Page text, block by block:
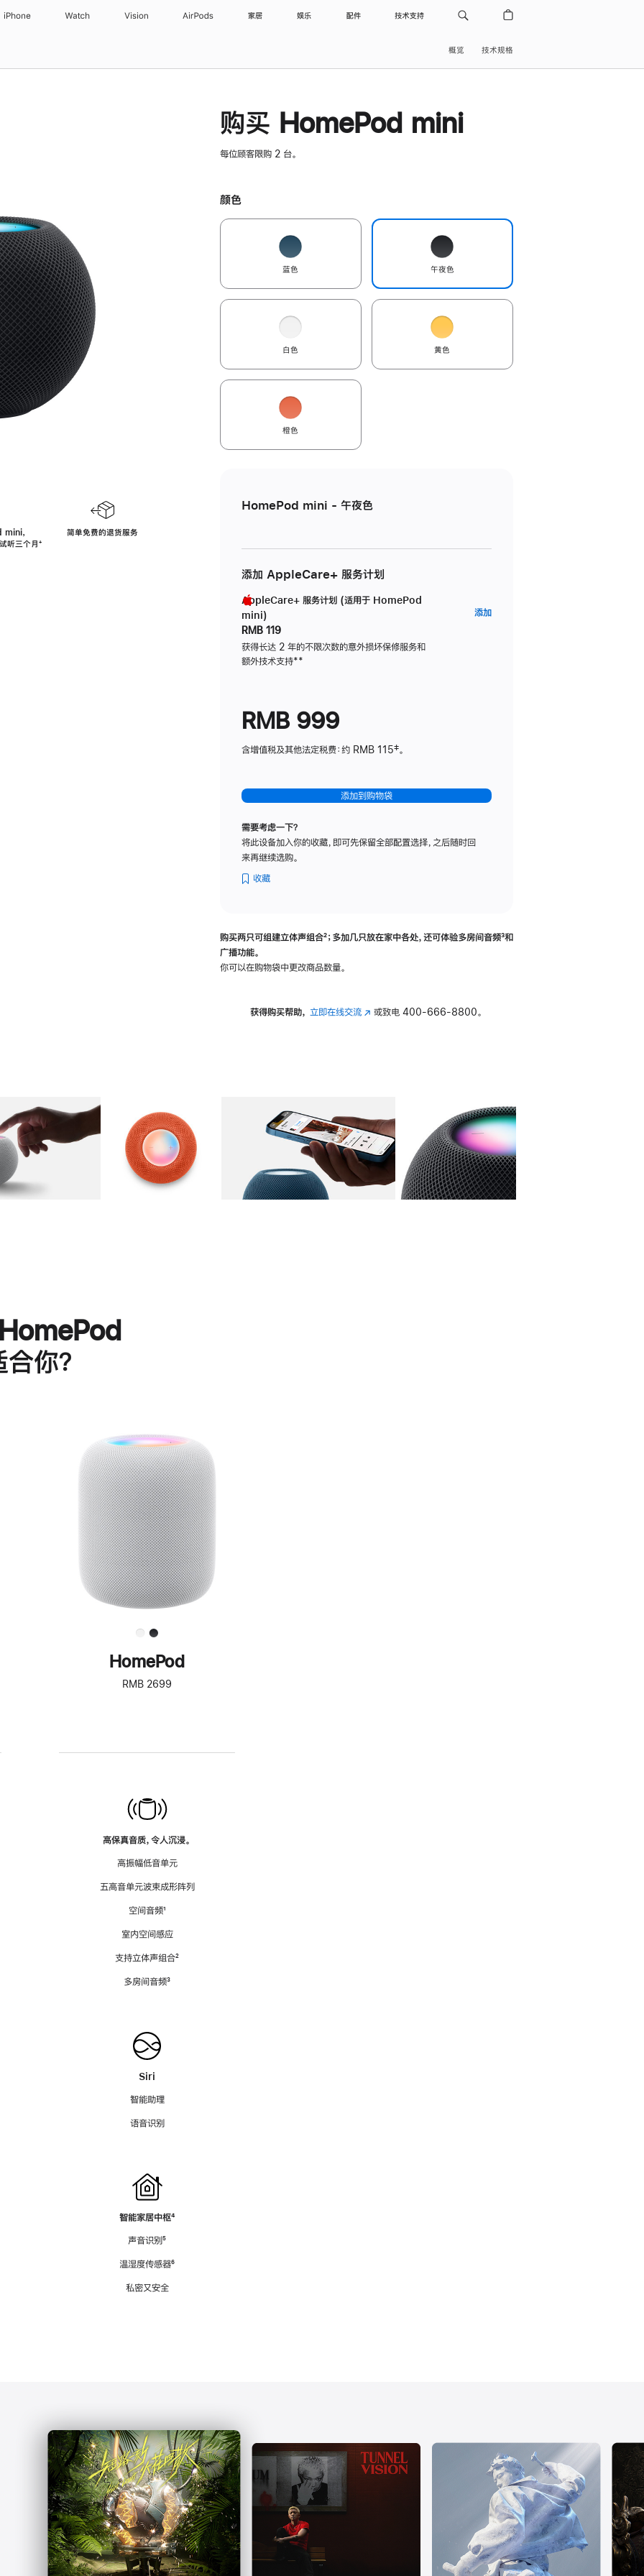
iPhone Watch Vision AirPods 家居 娱乐 配件 技术支持
概览 技术规格
，
听三个月脚
⁺
简单免费的退货服务
购买 HomePod mini
每位顾客限购 2 台。
颜色
蓝色 午夜色
白色 黄色
橙色
HomePod mini - 午夜色
添加 AppleCare+ 服务计划
AppleCare+ 服务计划 (适用于 HomePod
mini)
RMB 119
获得长达 2 年的不限次数的意外损坏保修服务和
额外技术支持脚
**
添加AppleCare+
RMB 999
含增值税及其他法定税费：约 RMB 115‡。
添加到购物袋
需要考虑一下？
将此设备加入你的收藏，即可先保留全部配置选择，之后随时回
来再继续选购。
收藏
购买两只可组建立体声组合脚
²；多加几只放在家中各处，还可体验多‍房‍间音频脚
³和
广播功能。
你可以在购物袋中更改商品数量。
获得购买帮助， 立即在线交流(在 或致电 400-666-8800。
图库 图像 图库 图像 图库 图像 4 图库 图像 5
你？
进
一
步
了
解
HomePod<
HomePod
RMB 2699
高保真音质，令人沉浸。
高振幅低音单元
五高音单元波束成形阵列
空间音频脚
¹
室内空间感应
支持立体声组合脚
²
多房间音频脚
³
Siri
智能助理
语音识别
智能家居中枢脚
⁴
声音识别脚
⁵
温湿度传感器脚
⁶
私密又安全